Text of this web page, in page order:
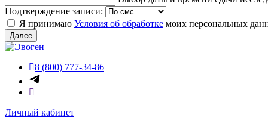
Подтверждение записи:
Я принимаю Условия об обработке моих персональных
Далее
8 (800) 777-34-86
Личный кабинет